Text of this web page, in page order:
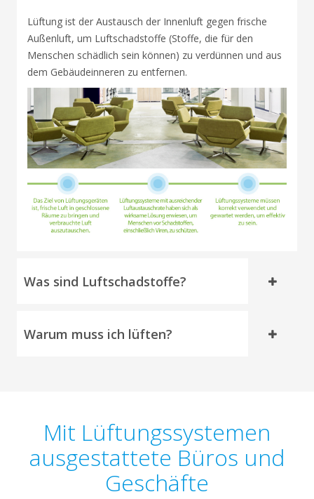
Lüftung ist der Austausch der Innenluft gegen frische
Außenluft, um Luftschadstoffe (Stoffe, die für den
Menschen schädlich sein können) zu verdünnen und aus
dem Gebäudeinneren zu entfernen.
Was sind Luftschadstoffe?
Warum muss ich lüften?
Mit Lüftungssystemen
ausgestattete Büros und
Geschäfte